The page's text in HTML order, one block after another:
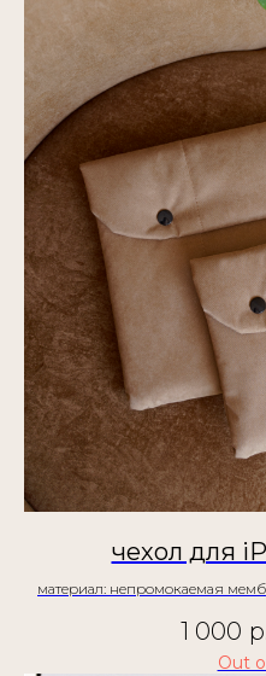
чехол для
материал: непромокаемая
1 000
Out